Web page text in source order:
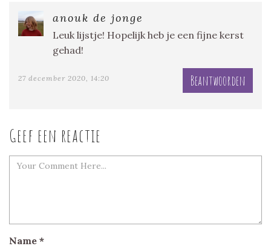
anouk de jonge
Leuk lijstje! Hopelijk heb je een fijne kerst
gehad!
27 december 2020, 14:20 Beantwoorden
Geef een reactie
Name *